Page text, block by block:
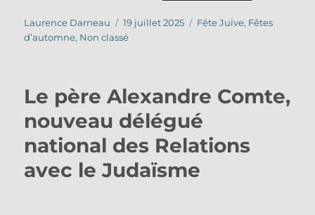
Auteur
Laurence Darneau
Publié
le
19 juillet 2025 Catégories
Fête Juive, Fêtes
d’automne, Non classé
Le père Alexandre Comte,
nouveau délégué
national des Relations
avec le Judaïsme